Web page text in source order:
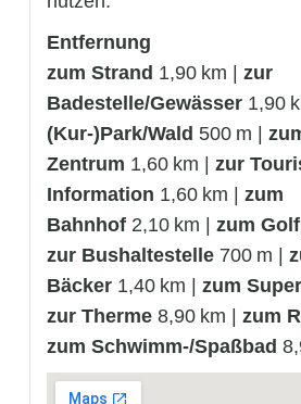
Entfernung
zum Strand 1,90 km | zur
Badestelle/Gewässer 1,90
(Kur-)Park/Wald 500 m |
Zentrum 1,60 km | zur
Information 1,60 km | zum
Bahnhof 2,10 km | zum
zur Bushaltestelle 700 m |
Bäcker 1,40 km | zum
zur Therme 8,90 km | zum
zum Schwimm-/Spaßbad